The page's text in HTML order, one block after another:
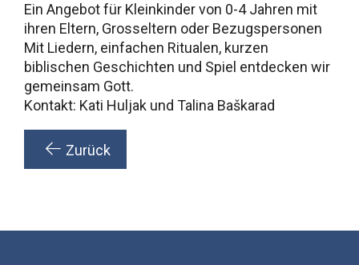
Ein Angebot für Kleinkinder von 0-4 Jahren mit
ihren Eltern, Grosseltern oder Bezugspersonen
Mit Liedern, einfachen Ritualen, kurzen
biblischen Geschichten und Spiel entdecken wir
gemeinsam Gott.
Kontakt: Kati Huljak und Talina Baškarad
Zurück